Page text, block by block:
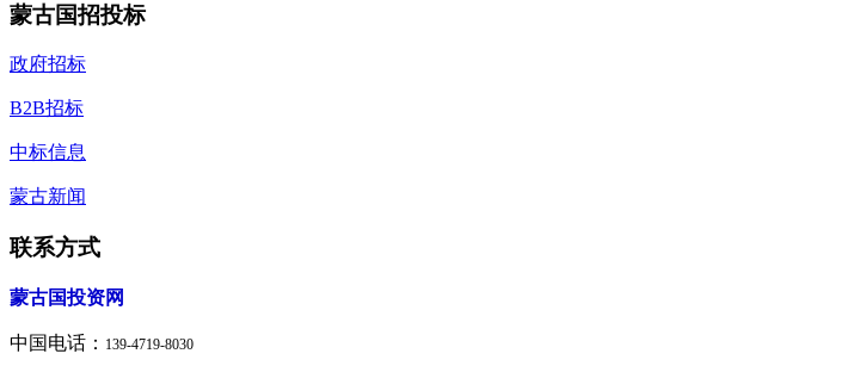
蒙古国招投标
政府招标
B2B招标
中标信息
蒙古新闻
联系方式
蒙古国投资网
中国电话： 139-4719-8030